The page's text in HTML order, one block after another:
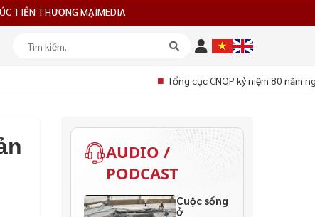
TIẾN THƯƠNG MẠIMEDIA
■ Tổng cục CNQP kỷ niệm 80 năm
AUDIO /
PODCAST
Cuộc sống
ở